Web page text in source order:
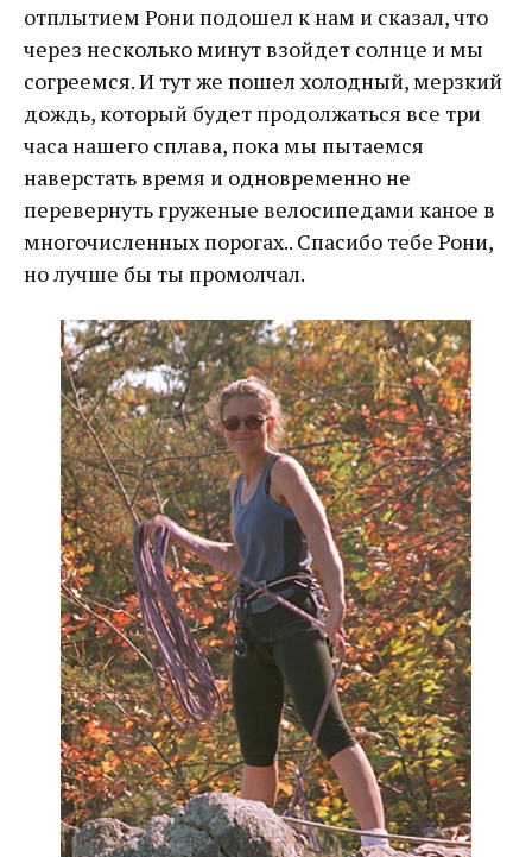
отплытием Рони подошел к нам и сказал, что
через несколько минут взойдет солнце и мы
согреемся. И тут же пошел холодный, мерзкий
дождь, который будет продолжаться все три
часа нашего сплава, пока мы пытаемся
наверстать время и одновременно не
перевернуть груженые велосипедами каное в
многочисленных порогах.. Спасибо тебе Рони,
но лучше бы ты промолчал.